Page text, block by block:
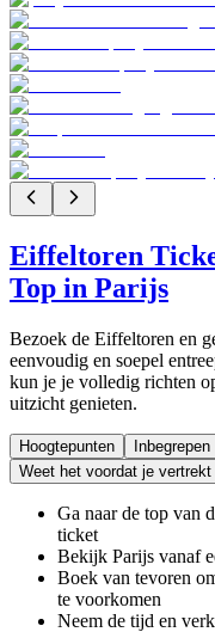
Eiffeltoren
Top in Parijs
Bezoek de Eiffeltoren en
eenvoudig en soepel
kun je je volledig richten
uitzicht genieten.
Hoogtepunten Inbegrepen
Weet het voordat je vertrekt
Ga naar de top van
ticket
Bekijk Parijs vanaf
Boek van tevoren
te voorkomen
Neem de tijd en